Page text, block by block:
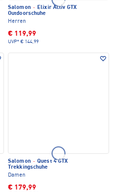
Salomon · Elixir Activ GTX
Outdoorschuhe
Herren
€ 119,99
UVP* € 144,99
Salomon · Quest 4 GTX
Trekkingschuhe
Damen
€ 179,99